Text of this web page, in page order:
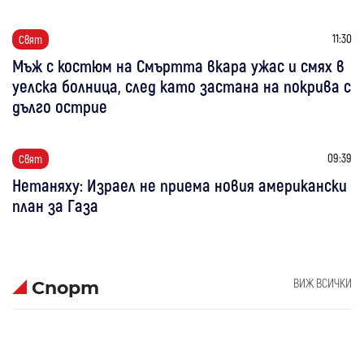
Свят 11:30
Мъж с костюм на Смъртта вкара ужас и смях в
уелска болница, след като застана на покрива с
дълго острие
Свят 09:39
Нетаняху: Израел не приема новия американски
план за Газа
Спорт ВИЖ ВСИЧКИ